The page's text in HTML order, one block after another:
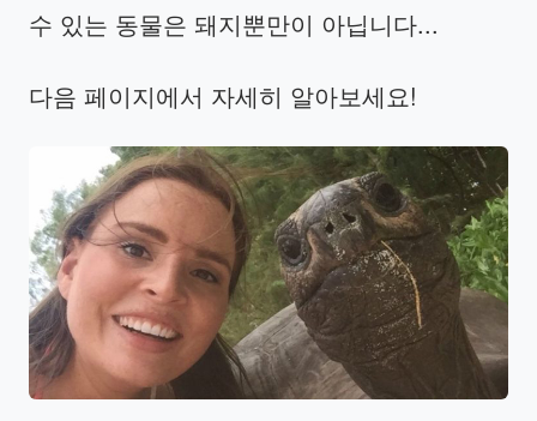
수 있는 동물은 돼지뿐만이 아닙니다...
다음 페이지에서 자세히 알아보세요!